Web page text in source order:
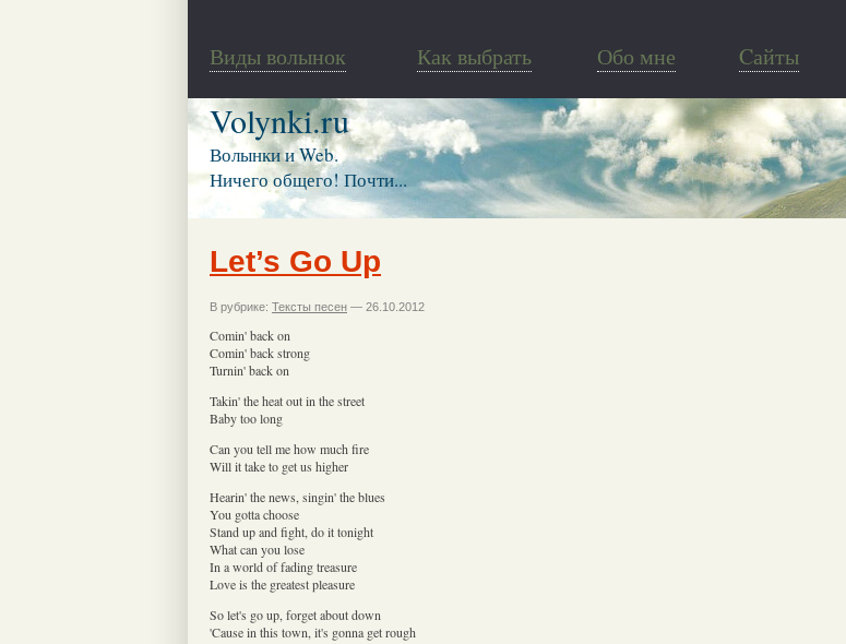
Виды волынок Как выбрать Обо мне Cайты
Volynki.ru
Волынки и Web.
Ничего общего! Почти...
Let’s Go Up
В рубрике: Тексты песен — 26.10.2012
Comin' back on
Comin' back strong
Turnin' back on
Takin' the heat out in the street
Baby too long
Can you tell me how much fire
Will it take to get us higher
Hearin' the news, singin' the blues
You gotta choose
Stand up and fight, do it tonight
What can you lose
In a world of fading treasure
Love is the greatest pleasure
So let's go up, forget about down
'Cause in this town, it's gonna get rough